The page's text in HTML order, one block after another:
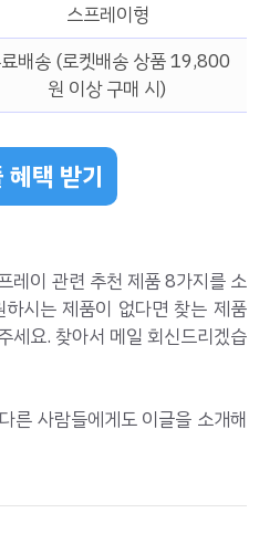
스프레이형
배송 (로켓배송 상품 19,800
원 이상 구매 시)
혜택 받기
레이 관련 추천 제품 8가지를 소
시는 제품이 없다면 찾는 제품
세요. 찾아서 메일 회신드리겠습
른 사람들에게도 이글을 소개해